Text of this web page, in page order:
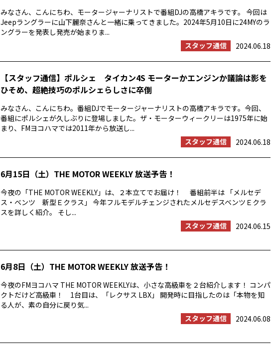
みなさん、こんにちわ、モータージャーナリストで番組DJの高橋アキラです。 今回は
Jeepラングラーに山下麗奈さんと一緒に乗ってきました。2024年5月10日に24MYのラ
ングラーを発表し発売が始まりま...
スタッフ通信
2024.06.18
【スタッフ通信】ポルシェ タイカン4S モーターかエンジンか議論は影を
ひそめ、超絶技巧のポルシェらしさに卒倒
みなさん、こんにちわ。番組DJでモータージャーナリストの高橋アキラです。今回、
番組にポルシェが久しぶりに登場しました。ザ・モーターウィークリーは1975年に始
まり、FMヨコハマでは2011年から放送し...
スタッフ通信
2024.06.18
6月15日（土）THE MOTOR WEEKLY 放送予告！
今夜の「THE MOTOR WEEKLY」は、２本立てでお届け！ 番組前半は 「メルセデ
ス・ベンツ 新型Ｅクラス」 今年フルモデルチェンジされたメルセデスベンツＥクラ
スを詳しく紹介。 そし...
スタッフ通信
2024.06.15
6月8日（土）THE MOTOR WEEKLY 放送予告！
今夜のFMヨコハマ THE MOTOR WEEKLYは、小さな高級車を２台紹介します！ コンパ
クトだけど高級車！ 1台目は、「レクサス LBX」 開発時に目指したのは「本物を知
る人が、素の自分に戻り気...
スタッフ通信
2024.06.08